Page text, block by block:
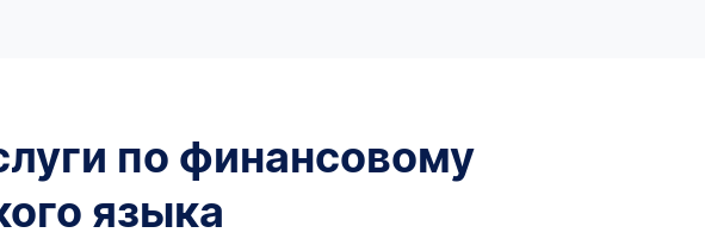
по финансовому
языка